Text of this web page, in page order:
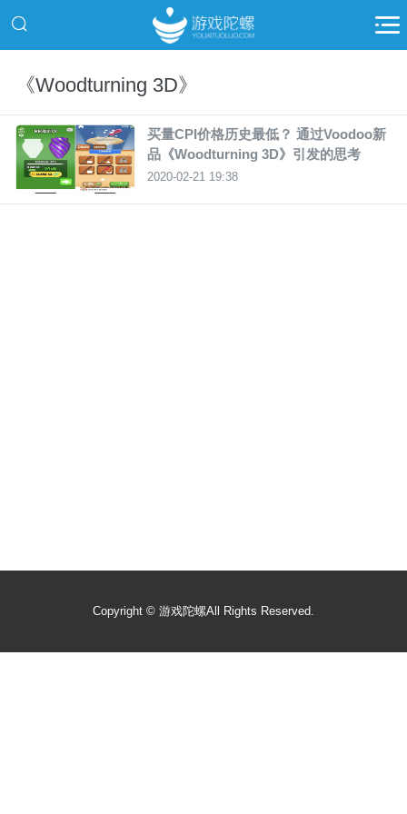
《Woodturning 3D》
买量CPI价格历史最低？ 通过Voodoo新
品《Woodturning 3D》引发的思考
2020-02-21 19:38
Copyright © 游戏陀螺All Rights Reserved.